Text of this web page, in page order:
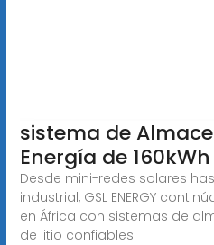
sistema de
Energía de
Desde mini-redes solares
industrial, GSL ENERGY
en África con sistemas de
de litio confiables